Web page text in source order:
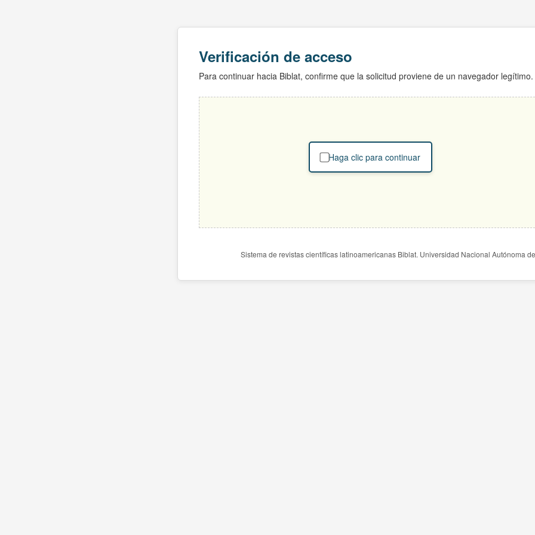
Verificación de acceso
Para continuar hacia Biblat, confirme que la solicitud proviene de un navegador legítimo.
Haga clic para continuar
Sistema de revistas científicas latinoamericanas Biblat. Universidad Nacional Autónoma